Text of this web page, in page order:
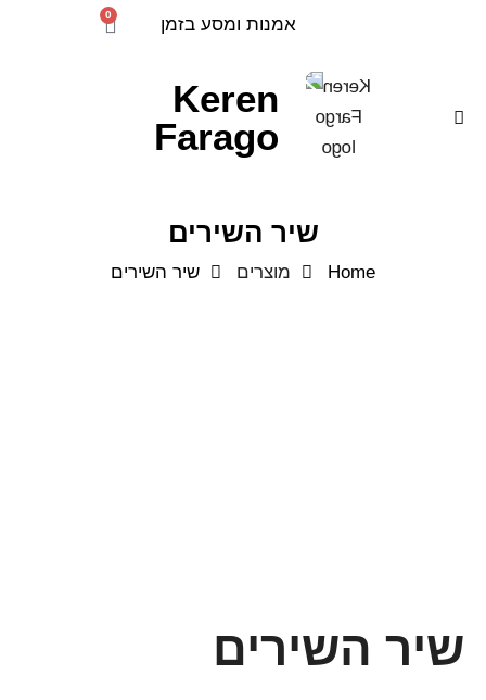
אמנות ומסע בזמן 0
Keren
Farago
שיר השירים
Home מוצרים שיר השירים
שיר השירים